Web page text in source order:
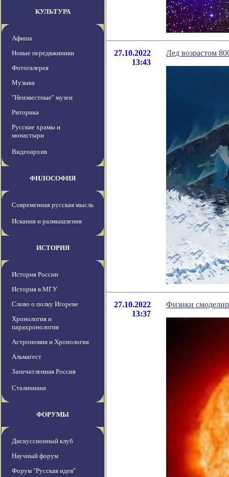
КУЛЬТУРА
Афиша
Новые передвжиники
Фотогалерея
Музыка
"Неизвестные" музеи
Риторика
Русские храмы и
монастыри
Видеоархив
ФИЛОСОФИЯ
Современная русская мысль
Искания и размышления
ИСТОРИЯ
История России
История в МГУ
Слово о полку Игореве
Хронология и
парахронология
Астрономия и Хронология
Альмагест
Запечатленная Россия
Сталиниана
ФОРУМЫ
Дискуссионный клуб
Научный форум
Форум "Русская идея"
27.10.2022
13:43
Лед возрастом
27.10.2022
13:37
Физики